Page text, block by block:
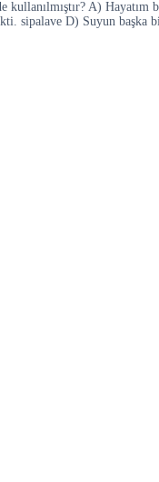
A)
sipalave D) Suyun